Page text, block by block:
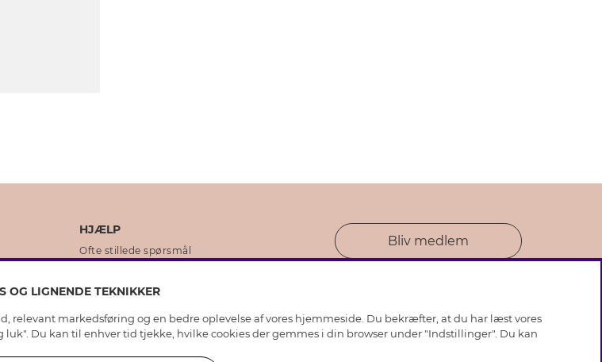
HJÆLP
Ofte stillede spørsmål
Plejeråd ægte sølv
Plejeråd skindhandsker
Bliv medlem
OG LIGNENDE TEKNIKKER
markedsføring og en bedre oplevelse af vores hjemmeside. Du bekræfter, at du har læst vores
Du kan til enhver tid tjekke, hvilke cookies der gemmes i din browser under "Indstillinger". Du kan